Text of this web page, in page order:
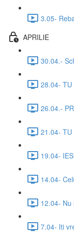
3.05-
APRILIE
30.04.-
28.04- TU
26.04.-
21.04- TU
19.04-
14.04-
12.04-
7.04- Iti